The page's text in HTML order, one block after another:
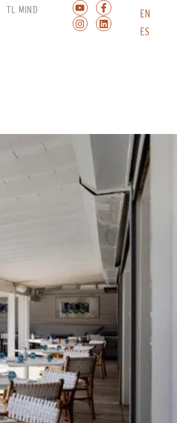
TL MIND
EN
ES